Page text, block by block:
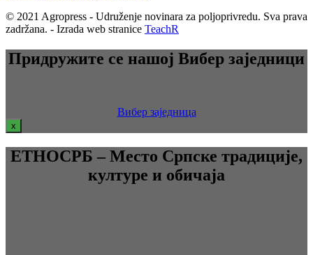
© 2021 Agropress - Udruženje novinara za poljoprivredu. Sva prava
zadržana. - Izrada web stranice TeachR
Придружите се нашој Вибер заједници
Вибер заједница
x
ЕТНОСРБ – Место Српске традиције,
културе и обичаја